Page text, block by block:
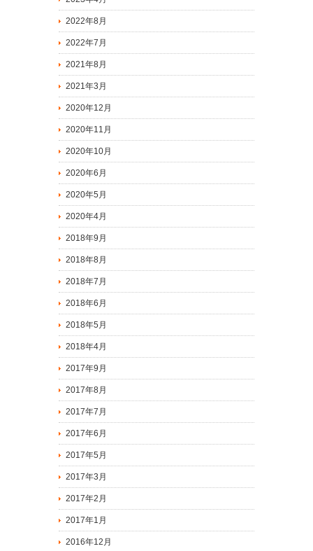
2022年8月
2022年7月
2021年8月
2021年3月
2020年12月
2020年11月
2020年10月
2020年6月
2020年5月
2020年4月
2018年9月
2018年8月
2018年7月
2018年6月
2018年5月
2018年4月
2017年9月
2017年8月
2017年7月
2017年6月
2017年5月
2017年3月
2017年2月
2017年1月
2016年12月